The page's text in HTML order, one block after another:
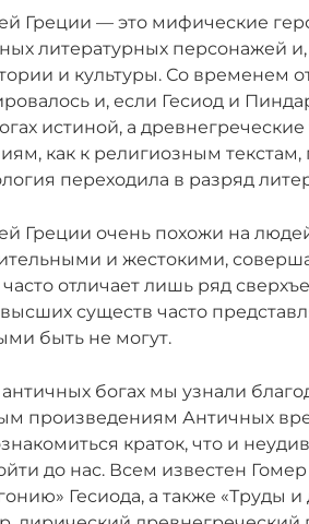
Греции — это мифические
литературных персонажей
и культуры. Со временем
и, если Гесиод и
истиной, а
как к религиозным
переходила в разряд
Греции очень похожи на
и жестокими,
отличает лишь ряд
существ часто
быть не могут.
богах мы узнали
произведениям Античных
краток, что и
до нас. Всем известен
Гесиода, а также «Труды